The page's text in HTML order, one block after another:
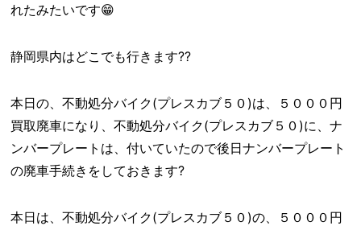
れたみたいです😁
静岡県内はどこでも行きます??
本日の、不動処分バイク(プレスカブ５０)は、５０００円
買取廃車になり、不動処分バイク(プレスカブ５０)に、ナ
ンバープレートは、付いていたので後日ナンバープレート
の廃車手続きをしておきます?
本日は、不動処分バイク(プレスカブ５０)の、５０００円